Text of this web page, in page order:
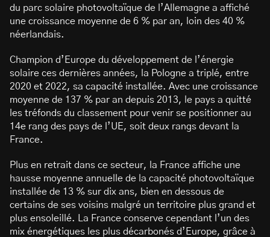
du parc solaire photovoltaïque de l’Allemagne a affiché
une croissance moyenne de 6 % par an, loin des 40 %
néerlandais.
Champion d’Europe du développement de l’énergie
solaire ces dernières années, la Pologne a triplé, entre
2020 et 2022, sa capacité installée. Avec une croissance
moyenne de 137 % par an depuis 2013, le pays a quitté
les tréfonds du classement pour venir se positionner au
14e rang des pays de l’UE, soit deux rangs devant la
France.
Plus en retrait dans ce secteur, la France affiche une
hausse moyenne annuelle de la capacité photovoltaïque
installée de 13 % sur dix ans, bien en dessous de
certains de ses voisins malgré un territoire plus grand et
plus ensoleillé. La France conserve cependant l’un des
mix énergétiques les plus décarbonés d’Europe, grâce à